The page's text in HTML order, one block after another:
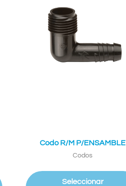
Codo R/M P/ENSAMBLE
Codos
Seleccionar